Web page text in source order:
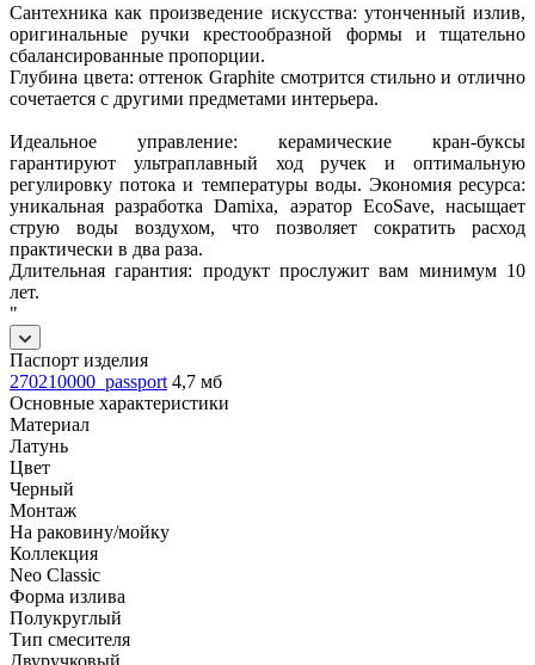
Сантехника как произведение искусства: утонченный излив,
оригинальные ручки крестообразной формы и тщательно
сбалансированные пропорции.
Глубина цвета: оттенок Graphite смотрится стильно и отлично
сочетается с другими предметами интерьера.
Идеальное управление: керамические кран-буксы
гарантируют ультраплавный ход ручек и оптимальную
регулировку потока и температуры воды. Экономия ресурса:
уникальная разработка Damixa, аэратор EcoSave, насыщает
струю воды воздухом, что позволяет сократить расход
практически в два раза.
Длительная гарантия: продукт прослужит вам минимум 10
лет.
"
Паспорт изделия
270210000_passport 4,7 мб
Основные характеристики
Материал
Латунь
Цвет
Черный
Монтаж
На раковину/мойку
Коллекция
Neo Classic
Форма излива
Полукруглый
Тип смесителя
Двуручковый